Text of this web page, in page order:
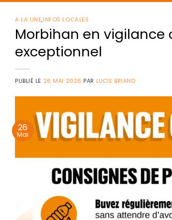
A LA UNE,INFOS LOCALES
Morbihan en
exceptionnel
PUBLIÉ LE 26 MAI 2026 PAR LUCIE BRIAND
26
Mai